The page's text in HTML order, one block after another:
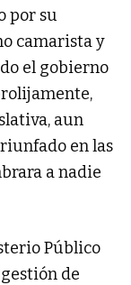
por su
camarista y
el gobierno
aun
en las
a nadie
Público
de